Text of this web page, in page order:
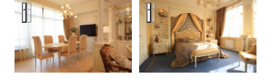
Аpatment in Moscow Аpatment in Moscow